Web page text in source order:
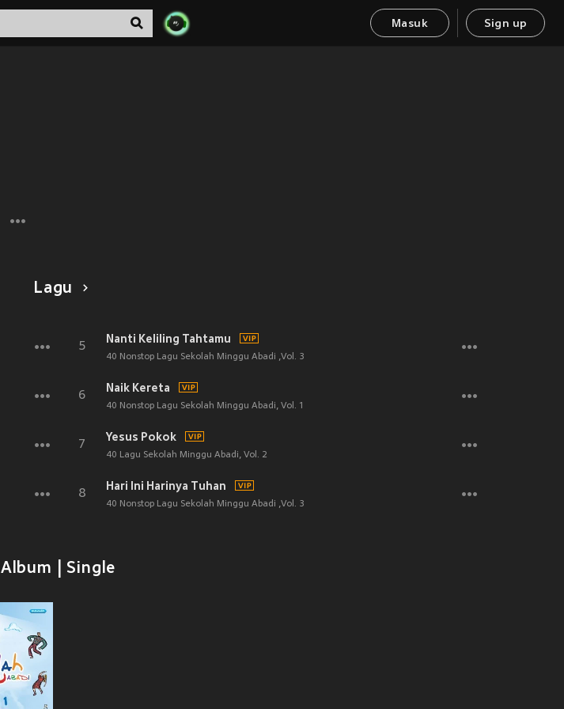
Masuk Sign up
Lagu
5
Nanti Keliling Tahtamu
40 Nonstop Lagu Sekolah Minggu Abadi ,Vol. 3
6
Naik Kereta
40 Nonstop Lagu Sekolah Minggu Abadi, Vol. 1
7
Yesus Pokok
40 Lagu Sekolah Minggu Abadi, Vol. 2
8
Hari Ini Harinya Tuhan
40 Nonstop Lagu Sekolah Minggu Abadi ,Vol. 3
Album | Single